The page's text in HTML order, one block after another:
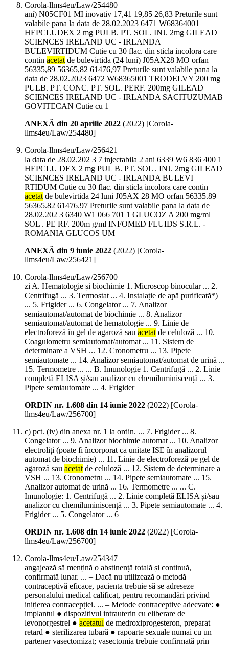
Corola-llms4eu/Law/254480
ani) N05CF01 MI inovativ 17,41 19,85 26,83 Preturile sunt
valabile pana la data de 28.02.2023 6471 W68364001
HEPCLUDEX 2 mg PULB. PT. SOL. INJ. 2mg GILEAD
SCIENCES IRELAND UC - IRLANDA
BULEVIRTIDUM Cutie cu 30 flac. din sticla incolora care
contin acetatde bulevirtida (24 luni) J05AX28 MO orfan
56335,89 56365,82 61476,97 Preturile sunt valabile pana la
data de 28.02.2023 6472 W68365001 TRODELVY 200 mg
PULB. PT. CONC. PT. SOL. PERF. 200mg GILEAD
SCIENCES IRELAND UC - IRLANDA SACITUZUMAB
GOVITECAN Cutie cu 1
ANEXĂ din 20 aprilie 2022 (2022) [Corola-
llms4eu/Law/254480]
Corola-llms4eu/Law/256421
la data de 28.02.202 3 7 injectabila 2 ani 6339 W6 836 400 1
HEPCLU DEX 2 mg PUL B. PT. SOL . INJ. 2mg GILEAD
SCIENCES IRELAND UC - IRLANDA BULEVI
RTIDUM Cutie cu 30 flac. din sticla incolora care contin
acetatde bulevirtida 24 luni J05AX 28 MO orfan 56335.89
56365.82 61476.97 Preturile sunt valabile pana la data de
28.02.202 3 6340 W1 066 701 1 GLUCOZ A 200 mg/ml
SOL . PE RF. 200m g/ml INFOMED FLUIDS S.R.L. -
ROMANIA GLUCOS UM
ANEXĂ din 9 iunie 2022 (2022) [Corola-
llms4eu/Law/256421]
Corola-llms4eu/Law/256700
zi A. Hematologie și biochimie 1. Microscop binocular ... 2.
Centrifugă ... 3. Termostat ... 4. Instalație de apă purificată*)
... 5. Frigider ... 6. Congelator ... 7. Analizor
semiautomat/automat de biochimie ... 8. Analizor
semiautomat/automat de hematologie ... 9. Linie de
electroforeză în gel de agaroză sau acetatde celuloză ... 10.
Coagulometru semiautomat/automat ... 11. Sistem de
determinare a VSH ... 12. Cronometru ... 13. Pipete
semiautomate ... 14. Analizor semiautomat/automat de urină ...
15. Termometre ... ... B. Imunologie 1. Centrifugă ... 2. Linie
completă ELISA și/sau analizor cu chemiluminiscență ... 3.
Pipete semiautomate ... 4. Frigider
ORDIN nr. 1.608 din 14 iunie 2022 (2022) [Corola-
llms4eu/Law/256700]
c) pct. (iv) din anexa nr. 1 la ordin. ... 7. Frigider ... 8.
Congelator ... 9. Analizor biochimie automat ... 10. Analizor
electroliți (poate fi încorporat ca unitate ISE în analizorul
automat de biochimie) ... 11. Linie de electroforeză pe gel de
agaroză sau acetatde celuloză ... 12. Sistem de determinare a
VSH ... 13. Cronometru ... 14. Pipete semiautomate ... 15.
Analizor automat de urină ... 16. Termometre ... ... C.
Imunologie: 1. Centrifugă ... 2. Linie completă ELISA și/sau
analizor cu chemiluminiscență ... 3. Pipete semiautomate ... 4.
Frigider ... 5. Congelator ... 6
ORDIN nr. 1.608 din 14 iunie 2022 (2022) [Corola-
llms4eu/Law/256700]
Corola-llms4eu/Law/254347
angajează să mențină o abstinență totală și continuă,
confirmată lunar. ... – Dacă nu utilizează o metodă
contraceptivă eficace, pacienta trebuie să se adreseze
personalului medical calificat, pentru recomandări privind
inițierea contracepției. ... – Metode contraceptive adecvate: ●
implantul ● dispozitivul intrauterin cu eliberare de
levonorgestrel ● acetatul de medroxiprogesteron, preparat
retard ● sterilizarea tubară ● rapoarte sexuale numai cu un
partener vasectomizat; vasectomia trebuie confirmată prin